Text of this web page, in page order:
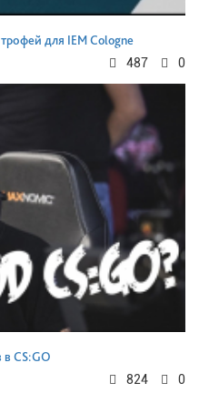
для IEM Cologne
0
487
CS:GO
0
824